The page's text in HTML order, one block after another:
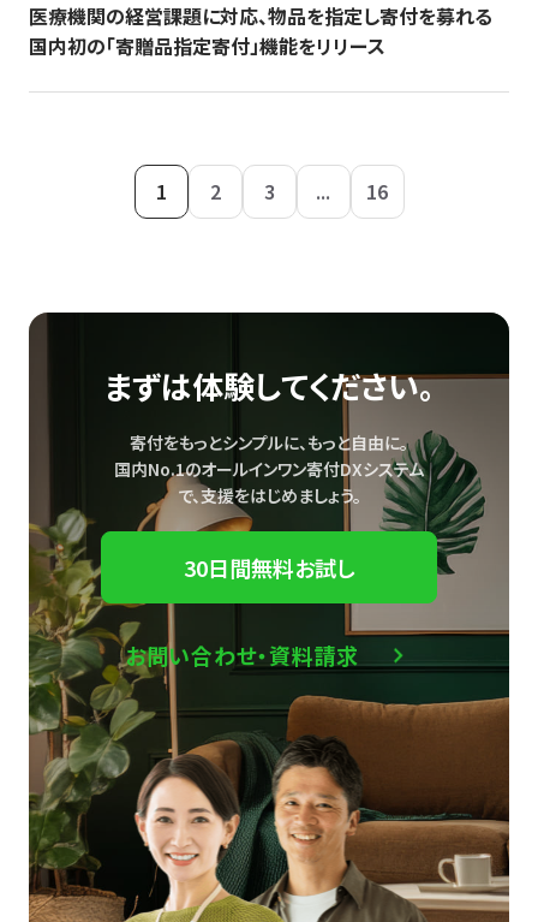
医療機関の経営課題に対応、物品を指定し寄付を募れる
国内初の「寄贈品指定寄付」機能をリリース
1 2 3 ... 16
まずは体験してください。
寄付をもっとシンプルに、もっと自由に。
国内No.1のオールインワン寄付DXシステム
で、支援をはじめましょう。
30日間無料お試し
お問い合わせ・資料請求